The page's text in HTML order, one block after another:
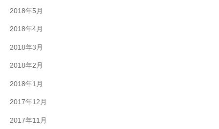
2018年5月
2018年4月
2018年3月
2018年2月
2018年1月
2017年12月
2017年11月